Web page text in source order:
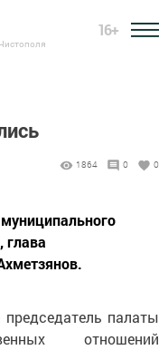
16+
1864 0 0
глава
палаты
отношений